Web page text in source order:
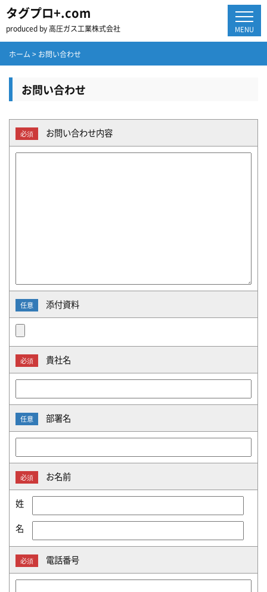
MENU
タグプロ+.com
produced by 高圧ガス工業株式会社
ホーム > お問い合わせ
お問い合わせ
必須 お問い合わせ内容
任意 添付資料
必須 貴社名
任意 部署名
必須 お名前
姓
名
必須 電話番号